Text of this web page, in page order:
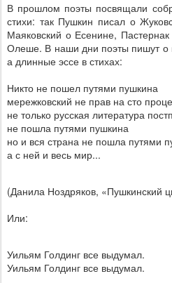
В прошлом поэты посвящали
стихи: так Пушкин писал о
Маяковский о Есенине,
Олеше. В наши дни поэты пишут о
а длинные эссе в стихах:
Никто не пошел путями пушкина
мережковский не прав на сто
не только русская литература
не пошла путями пушкина
но и вся страна не пошла путями
а с ней и весь мир...
(Данила Ноздряков, «Пушкинский
Или:
Уильям Голдинг все выдумал.
Уильям Голдинг все выдумал.